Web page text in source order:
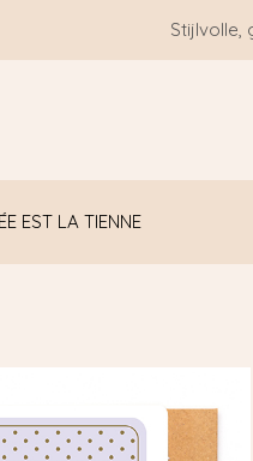
Stijlvolle,
EST LA TIENNE